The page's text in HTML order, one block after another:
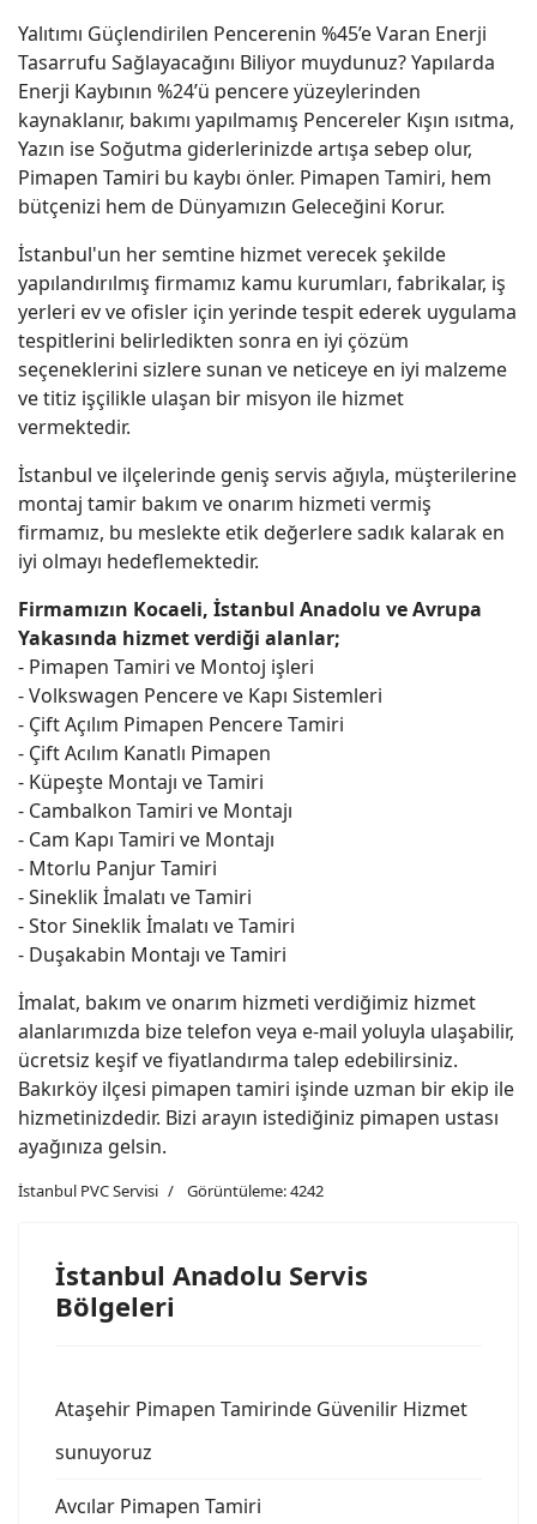
Yalıtımı Güçlendirilen Pencerenin %45’e Varan Enerji
Tasarrufu Sağlayacağını Biliyor muydunuz? Yapılarda
Enerji Kaybının %24’ü pencere yüzeylerinden
kaynaklanır, bakımı yapılmamış Pencereler Kışın ısıtma,
Yazın ise Soğutma giderlerinizde artışa sebep olur,
Pimapen Tamiri bu kaybı önler. Pimapen Tamiri, hem
bütçenizi hem de Dünyamızın Geleceğini Korur.
İstanbul'un her semtine hizmet verecek şekilde
yapılandırılmış firmamız kamu kurumları, fabrikalar, iş
yerleri ev ve ofisler için yerinde tespit ederek uygulama
tespitlerini belirledikten sonra en iyi çözüm
seçeneklerini sizlere sunan ve neticeye en iyi malzeme
ve titiz işçilikle ulaşan bir misyon ile hizmet
vermektedir.
İstanbul ve ilçelerinde geniş servis ağıyla, müşterilerine
montaj tamir bakım ve onarım hizmeti vermiş
firmamız, bu meslekte etik değerlere sadık kalarak en
iyi olmayı hedeflemektedir.
Firmamızın Kocaeli, İstanbul Anadolu ve Avrupa
Yakasında hizmet verdiği alanlar;
- Pimapen Tamiri ve Montoj işleri
- Volkswagen Pencere ve Kapı Sistemleri
- Çift Açılım Pimapen Pencere Tamiri
- Çift Acılım Kanatlı Pimapen
- Küpeşte Montajı ve Tamiri
- Cambalkon Tamiri ve Montajı
- Cam Kapı Tamiri ve Montajı
- Mtorlu Panjur Tamiri
- Sineklik İmalatı ve Tamiri
- Stor Sineklik İmalatı ve Tamiri
- Duşakabin Montajı ve Tamiri
İmalat, bakım ve onarım hizmeti verdiğimiz hizmet
alanlarımızda bize telefon veya e-mail yoluyla ulaşabilir,
ücretsiz keşif ve fiyatlandırma talep edebilirsiniz.
Bakırköy ilçesi pimapen tamiri işinde uzman bir ekip ile
hizmetinizdedir. Bizi arayın istediğiniz pimapen ustası
ayağınıza gelsin.
İstanbul PVC Servisi Görüntüleme: 4242
İstanbul Anadolu Servis
Bölgeleri
Ataşehir Pimapen Tamirinde Güvenilir Hizmet
sunuyoruz
Avcılar Pimapen Tamiri